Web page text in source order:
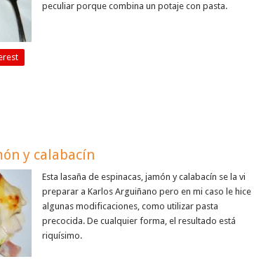
peculiar porque combina un potaje con pasta.
y calabacín
Esta lasaña de espinacas, jamón y calabacín se la vi
preparar a Karlos Arguiñano pero en mi caso le hice
algunas modificaciones, como utilizar pasta
precocida. De cualquier forma, el resultado está
riquísimo.